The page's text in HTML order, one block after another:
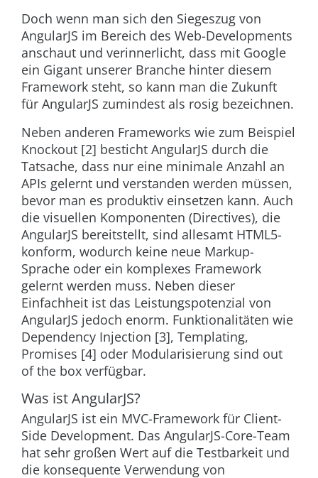
Doch wenn man sich den Siegeszug von
AngularJS im Bereich des Web-Developments
anschaut und verinnerlicht, dass mit Google
ein Gigant unserer Branche hinter diesem
Framework steht, so kann man die Zukunft
für AngularJS zumindest als rosig bezeichnen.
Neben anderen Frameworks wie zum Beispiel
Knockout [2] besticht AngularJS durch die
Tatsache, dass nur eine minimale Anzahl an
APIs gelernt und verstanden werden müssen,
bevor man es produktiv einsetzen kann. Auch
die visuellen Komponenten (Directives), die
AngularJS bereitstellt, sind allesamt HTML5-
konform, wodurch keine neue Markup-
Sprache oder ein komplexes Framework
gelernt werden muss. Neben dieser
Einfachheit ist das Leistungspotenzial von
AngularJS jedoch enorm. Funktionalitäten wie
Dependency Injection [3], Templating,
Promises [4] oder Modularisierung sind out
of the box verfügbar.
Was ist AngularJS?
AngularJS ist ein MVC-Framework für Client-
Side Development. Das AngularJS-Core-Team
hat sehr großen Wert auf die Testbarkeit und
die konsequente Verwendung von